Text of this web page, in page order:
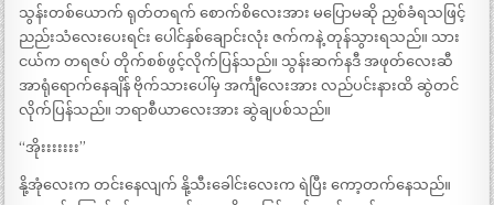
သွန်းတစ်ယောက် ရုတ်တရက် စောက်စိလေးအား မပြောမဆို ညှစ်ခံရသဖြင့်
ညည်းသံလေးပေးရင်း ပေါင်နှစ်ချောင်းလုံး ဇက်ကနဲ့ တုန်သွားရသည်။ သား
ငယ်က တရဇပ် တိုက်စစ်ဖွင့်လိုက်ပြန်သည်။ သွန်းဆက်နဒီ အဖုတ်လေးဆီ
အာရုံရောက်နေချိန် ဗိုက်သားပေါ်မှ အင်္ကျီလေးအား လည်ပင်းနားထိ ဆွဲတင်
လိုက်ပြန်သည်။ ဘရာစီယာလေးအား ဆွဲချပစ်သည်။
“အိုးးးးးးး”
နို့အုံလေးက တင်းနေလျက် နို့သီးခေါင်းလေးက ရဲပြီး ကော့တက်နေသည်။